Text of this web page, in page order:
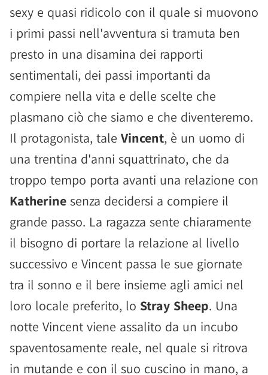
sexy e quasi ridicolo con il quale si muovono
i primi passi nell'avventura si tramuta ben
presto in una disamina dei rapporti
sentimentali, dei passi importanti da
compiere nella vita e delle scelte che
plasmano ciò che siamo e che diventeremo.
Il protagonista, tale Vincent, è un uomo di
una trentina d'anni squattrinato, che da
troppo tempo porta avanti una relazione con
Katherine senza decidersi a compiere il
grande passo. La ragazza sente chiaramente
il bisogno di portare la relazione al livello
successivo e Vincent passa le sue giornate
tra il sonno e il bere insieme agli amici nel
loro locale preferito, lo Stray Sheep. Una
notte Vincent viene assalito da un incubo
spaventosamente reale, nel quale si ritrova
in mutande e con il suo cuscino in mano, a